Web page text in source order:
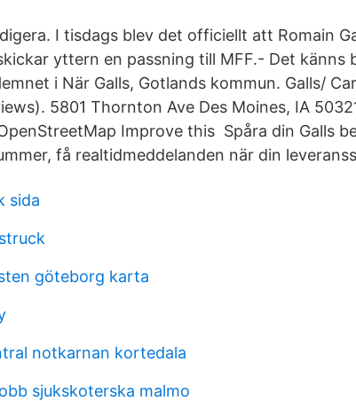
I tisdags blev det officiellt att Romain
yttern en passning till MFF.- Det
i När Galls, Gotlands kommun. Galls/
5801 Thornton Ave Des Moines, IA
Improve this Spåra din Galls
få realtidmeddelanden när din
sida
göteborg karta
notkarnan kortedala
sjukskoterska malmo